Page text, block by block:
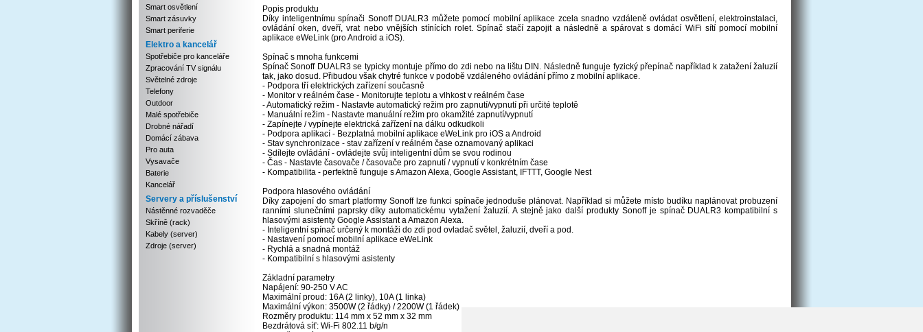
Smart osvětlení
Smart zásuvky
Smart periferie
Elektro a kancelář
Spotřebiče pro kanceláře
Zpracování TV signálu
Světelné zdroje
Telefony
Outdoor
Malé spotřebiče
Drobné nářadí
Domácí zábava
Pro auta
Vysavače
Baterie
Kancelář
Servery a příslušenství
Nástěnné rozvaděče
Skříně (rack)
Kabely (server)
Zdroje (server)
Popis produktu
Díky inteligentnímu spínači Sonoff DUALR3 můžete pomocí mobilní aplikace zcela snadno vzdáleně ovládat osvětlení, elektroinstalaci,
ovládání oken, dveří, vrat nebo vnějších stínících rolet. Spínač stačí zapojit a následně a spárovat s domácí WiFi sítí pomocí mobilní
aplikace eWeLink (pro Android a iOS).
Spínač s mnoha funkcemi
Spínač Sonoff DUALR3 se typicky montuje přímo do zdi nebo na lištu DIN. Následně funguje fyzický přepínač například k zatažení žaluzií
tak, jako dosud. Přibudou však chytré funkce v podobě vzdáleného ovládání přímo z mobilní aplikace.
- Podpora tří elektrických zařízení současně
- Monitor v reálném čase - Monitorujte teplotu a vlhkost v reálném čase
- Automatický režim - Nastavte automatický režim pro zapnutí/vypnutí při určité teplotě
- Manuální režim - Nastavte manuální režim pro okamžité zapnutí/vypnutí
- Zapínejte / vypínejte elektrická zařízení na dálku odkudkoli
- Podpora aplikací - Bezplatná mobilní aplikace eWeLink pro iOS a Android
- Stav synchronizace - stav zařízení v reálném čase oznamovaný aplikaci
- Sdílejte ovládání - ovládejte svůj inteligentní dům se svou rodinou
- Čas - Nastavte časovače / časovače pro zapnutí / vypnutí v konkrétním čase
- Kompatibilita - perfektně funguje s Amazon Alexa, Google Assistant, IFTTT, Google Nest
Podpora hlasového ovládání
Díky zapojení do smart platformy Sonoff lze funkci spínače jednoduše plánovat. Například si můžete místo budíku naplánovat probuzení
ranními slunečními paprsky díky automatickému vytažení žaluzií. A stejně jako další produkty Sonoff je spínač DUALR3 kompatibilní s
hlasovými asistenty Google Assistant a Amazon Alexa.
- Inteligentní spínač určený k montáži do zdi pod ovladač světel, žaluzií, dveří a pod.
- Nastavení pomocí mobilní aplikace eWeLink
- Rychlá a snadná montáž
- Kompatibilní s hlasovými asistenty
Základní parametry
Napájení: 90-250 V AC
Maximální proud: 16A (2 linky), 10A (1 linka)
Maximální výkon: 3500W (2 řádky) / 2200W (1 řádek)
Rozměry produktu: 114 mm x 52 mm x 32 mm
Bezdrátová síť: Wi-Fi 802.11 b/g/n